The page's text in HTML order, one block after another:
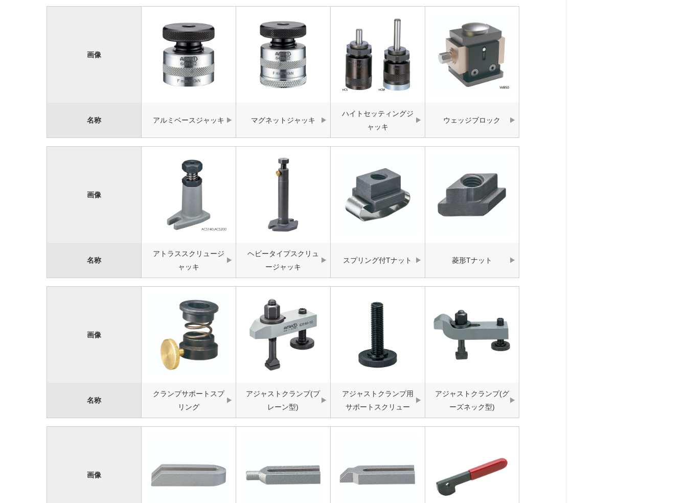
画像
名称 アルミベースジャッキ マグネットジャッキ
ハイトセッティングジ
ャッキ
ウェッジブロック
画像
名称
アトラススクリュージ
ャッキ
ヘビータイプスクリュ
ージャッキ
スプリング付Tナット 菱形Tナット
画像
名称
クランプサポートスプ
リング
アジャストクランプ(プ
レーン型)
アジャストクランプ用
サポートスクリュー
アジャストクランプ(グ
ーズネック型)
画像